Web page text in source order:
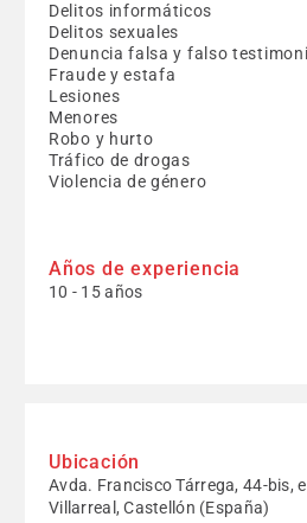
Delitos informáticos
Delitos sexuales
Denuncia falsa y falso
Fraude y estafa
Lesiones
Menores
Robo y hurto
Tráfico de drogas
Violencia de género
Años de experiencia
10 - 15 años
Ubicación
Avda. Francisco Tárrega, 44-bis,
Villarreal, Castellón (España)